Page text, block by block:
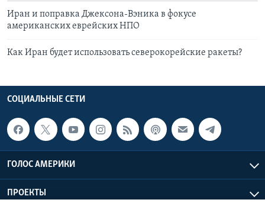
Иран и поправка Джексона-Вэника в фокусе
американских еврейских НПО
Как Иран будет использовать северокорейские ракеты?
СОЦИАЛЬНЫЕ СЕТИ
ГОЛОС АМЕРИКИ
ПРОЕКТЫ